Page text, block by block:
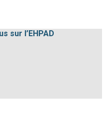
sur l’EHPAD